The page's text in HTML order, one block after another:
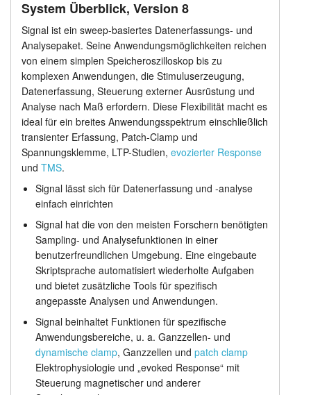
Anleitung
Kundendienst
Händler
Fortgeschritten
Experimentelle Kontrolle
Skriptsprache
System Überblick, Version 8
Signal ist ein sweep-basiertes Datenerfassungs- und
Analysepaket. Seine Anwendungsmöglichkeiten reichen
von einem simplen Speicheroszilloskop bis zu
komplexen Anwendungen, die Stimuluserzeugung,
Datenerfassung, Steuerung externer Ausrüstung und
Analyse nach Maß erfordern. Diese Flexibilität macht es
ideal für ein breites Anwendungsspektrum einschließlich
transienter Erfassung, Patch-Clamp und
Spannungsklemme, LTP-Studien, evozierter Response
und TMS.
Signal lässt sich für Datenerfassung und -analyse
einfach einrichten
Signal hat die von den meisten Forschern benötigten
Sampling- und Analysefunktionen in einer
benutzerfreundlichen Umgebung. Eine eingebaute
Skriptsprache automatisiert wiederholte Aufgaben
und bietet zusätzliche Tools für spezifisch
angepasste Analysen und Anwendungen.
Signal beinhaltet Funktionen für spezifische
Anwendungsbereiche, u. a. Ganzzellen- und
dynamische clamp, Ganzzellen und patch clamp
Elektrophysiologie und „evoked Response“ mit
Steuerung magnetischer und anderer